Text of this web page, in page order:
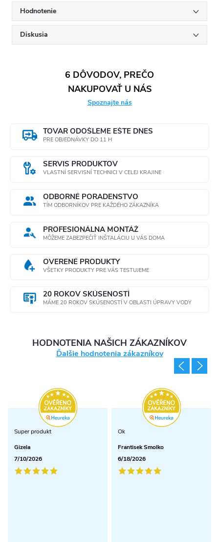
Hodnotenie
Diskusia
6 DÔVODOV, PREČO
NAKUPOVAŤ U NÁS
Spoznajte nás
TOVAR ODOŠLEME EŠTE DNES
PRE OBJEDNÁVKY DO 11 H
SERVIS PRODUKTOV
VLASTNÍ SERVISNÍ TECHNICI V CELEJ KRAJINE
ODBORNÉ PORADENSTVO
TÍM ODBORNÍKOV PRE KAŽDÉHO ZÁKAZNÍKA
PROFESIONÁLNA MONTÁŽ
MÔŽEME ZABEZPEČIŤ INŠTALÁCIU U VÁS DOMA
OVERENÉ PRODUKTY
VŠETKY PRODUKTY PRE VÁS TESTUJEME
20 ROKOV SKÚSENOSTÍ
MÁME 20 ROKOV SKÚSENOSTÍ V OBLASTI ÚPRAVY VODY
HODNOTENIA NAŠICH ZÁKAZNÍKOV
Ďalšie hodnotenia zákazníkov
Super produkt
Gizela
7/10/2026
Ok
Frantisek Smolko
6/18/2026